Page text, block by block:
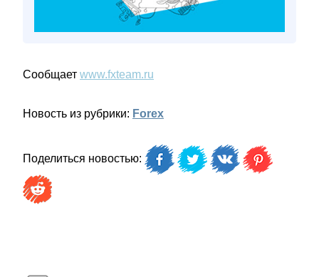
Сообщает www.fxteam.ru
Новость из рубрики: Forex
Поделиться новостью: